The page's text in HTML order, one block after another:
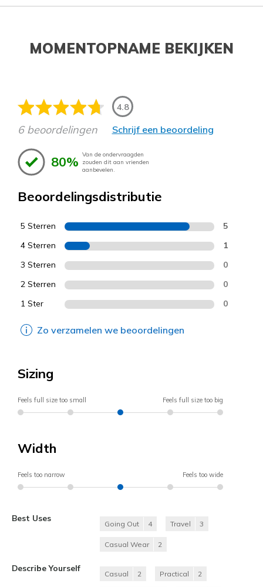
MOMENTOPNAME BEKIJKEN
4.8
6 beoordelingen Schrijf een beoordeling
80% Van de ondervraagden
zouden dit aan vrienden
aanbevelen.
Beoordelingsdistributie
5 Sterren 5
4 Sterren 1
3 Sterren 0
2 Sterren 0
1 Ster 0
Zo verzamelen we beoordelingen
Sizing
Feels full size too small Feels full size too big
Width
Feels too narrow Feels too wide
Best Uses
Going Out 4 Travel 3
Casual Wear 2
Describe Yourself
Casual 2 Practical 2